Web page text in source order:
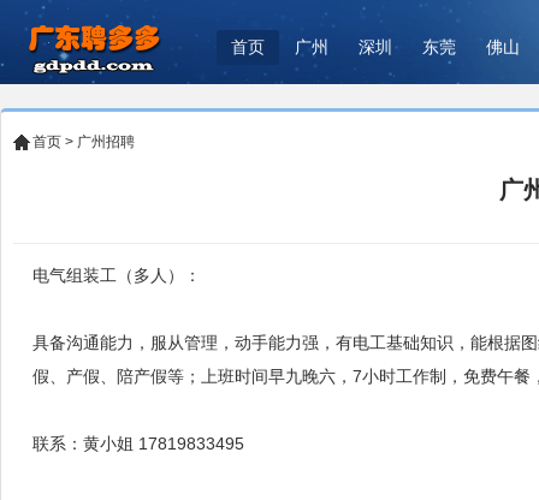
首页 广州 深圳 东莞 佛山
首页 > 广州招聘
广
电气组装工（多人）：
具备沟通能力，服从管理，动手能力强，有电工基础知识，能根据
假、产假、陪产假等；上班时间早九晚六，7小时工作制，免费午餐
联系：黄小姐 17819833495